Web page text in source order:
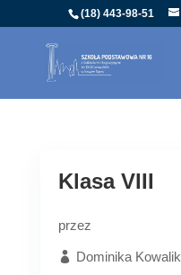
(18) 443-98-51
Klasa VIII
przez
Dominika Kowalik